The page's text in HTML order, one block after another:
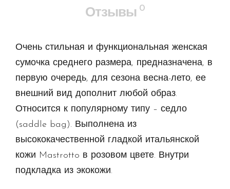
Отзывы 0
Очень стильная и функциональная женская
сумочка среднего размера, предназначена, в
первую очередь, для сезона весна-лето, ее
внешний вид дополнит любой образ.
Относится к популярному типу – седло
(saddle bag). Выполнена из
высококачественной гладкой итальянской
кожи Mastrotto в розовом цвете. Внутри
подкладка из экокожи.